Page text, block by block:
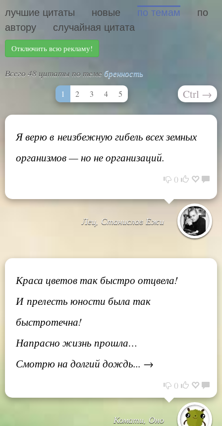
лучшие цитаты новые по темам
по
автору
случайная цитата
Отключить всю рекламу!
Всего 48 цитаты по теме бренность
1 2 3 4 5 Ctrl →
Я верю в неизбежную гибель всех земных
организмов — но не организаций.
0
Лец, Станислав Ежи
Краса цветов так быстро отцвела!
И прелесть юности была так
быстротечна!
Напрасно жизнь прошла…
Смотрю на долгий дождь... →
0
Комати, Оно